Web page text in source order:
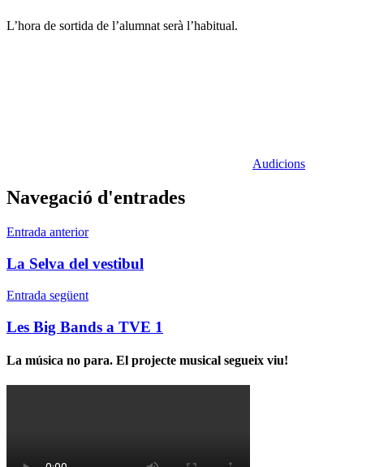
L’hora de sortida de l’alumnat serà l’habitual.
Audicions
Navegació d'entrades
Entrada anterior
La Selva del vestibul
Entrada següent
Les Big Bands a TVE 1
La música no para. El projecte musical segueix viu!